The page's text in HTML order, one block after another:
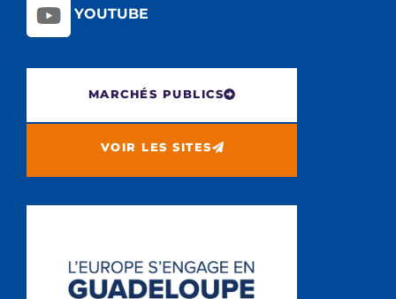
YOUTUBE
MARCHÉS PUBLICS
VOIR LES SITES